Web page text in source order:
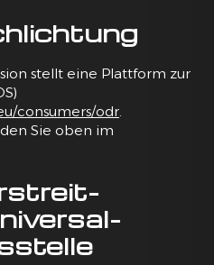
stellt eine Plattform zur
consumers/odr.
Sie oben im